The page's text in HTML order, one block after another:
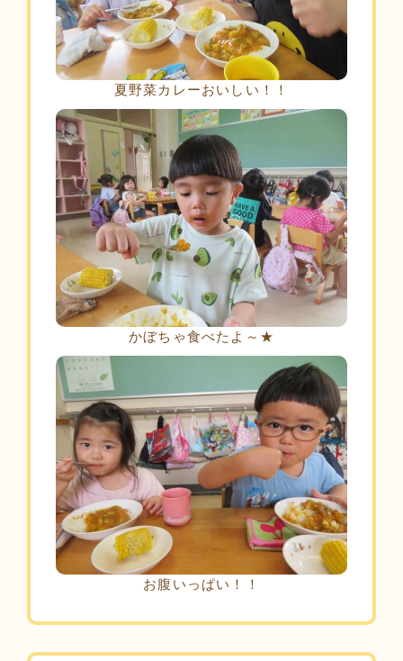
夏野菜カレーおいしい！！
かぼちゃ食べたよ～★
お腹いっぱい！！